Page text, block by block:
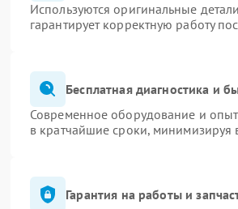
Используются оригинальные
гарантирует корректную работу
Бесплатная диагностика и
Современное оборудование и опыт
в кратчайшие сроки, минимизируя
Гарантия на работы и